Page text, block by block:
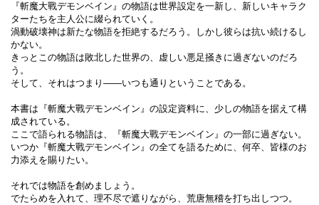
『斬魔大戰デモンベイン』の物語は世界設定を一新し、新しいキャラク
ターたちを主人公に綴られていく。
渦動破壊神は新たな物語を拒絶するだろう。しかし彼らは抗い続けるし
かない。
きっとこの物語は敗北した世界の、虚しい悪足掻きに過ぎないのだろ
う。
そして、それはつまり――いつも通りということである。
本書は『斬魔大戰デモンベイン』の設定資料に、少しの物語を据えて構
成されている。
ここで語られる物語は、『斬魔大戰デモンベイン』の一部に過ぎない。
いつか『斬魔大戰デモンベイン』の全てを語るために、何卒、皆様のお
力添えを賜りたい。
それでは物語を創めましょう。
でたらめを入れて、理不尽で遮りながら、荒唐無稽を打ち出しつつ。